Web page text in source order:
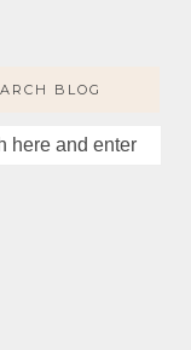
BLOG